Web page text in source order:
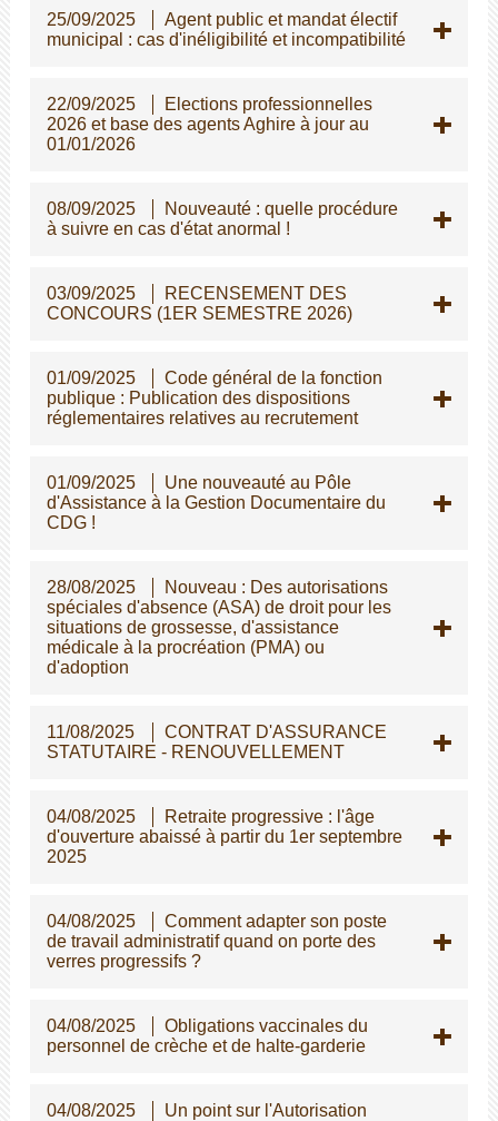
25/09/2025
Agent public et mandat électif
municipal : cas d'inéligibilité et incompatibilité
22/09/2025
Elections professionnelles
2026 et base des agents Aghire à jour au
01/01/2026
08/09/2025
Nouveauté : quelle procédure
à suivre en cas d'état anormal !
03/09/2025
RECENSEMENT DES
CONCOURS (1ER SEMESTRE 2026)
01/09/2025
Code général de la fonction
publique : Publication des dispositions
réglementaires relatives au recrutement
01/09/2025
Une nouveauté au Pôle
d'Assistance à la Gestion Documentaire du
CDG !
28/08/2025
Nouveau : Des autorisations
spéciales d'absence (ASA) de droit pour les
situations de grossesse, d'assistance
médicale à la procréation (PMA) ou
d'adoption
11/08/2025
CONTRAT D'ASSURANCE
STATUTAIRE - RENOUVELLEMENT
04/08/2025
Retraite progressive : l'âge
d'ouverture abaissé à partir du 1er septembre
2025
04/08/2025
Comment adapter son poste
de travail administratif quand on porte des
verres progressifs ?
04/08/2025
Obligations vaccinales du
personnel de crèche et de halte-garderie
04/08/2025
Un point sur l'Autorisation